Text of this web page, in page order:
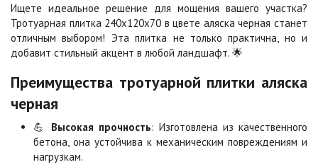
Каир
Цена по запросу
Кармен
Цена по запросу
Цена по запросу Цена по запросу
Коричневая
Цена по запросу
Красная
Цена по запросу
Ищете идеальное решение для мощения вашего участка?
Тротуарная плитка 240х120х70 в цвете аляска черная станет
отличным выбором! Эта плитка не только практична, но и
добавит стильный акцент в любой ландшафт. 🌟
Преимущества тротуарной плитки аляска
черная
💪 Высокая прочность: Изготовлена из качественного
бетона, она устойчива к механическим повреждениям и
нагрузкам.